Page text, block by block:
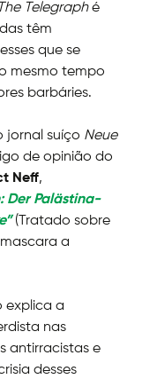
The Telegraphé
têm
que se
mesmo tempo
barbáries.
jornal suíço Neue
de opinião do
Neff,
Der Palästina-
(Tratado sobre
a
explica a
nas
antirracistas e
desses